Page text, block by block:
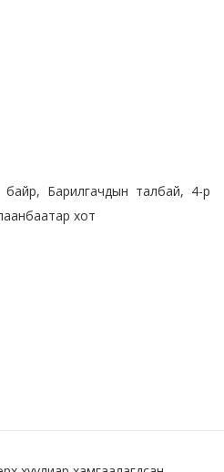
байр, Барилгачдын талбай, 4-р
хот